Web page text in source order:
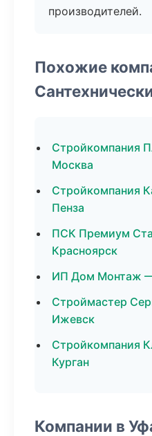
производителей.
Похожие
Стройкомпания
Москва
Стройкомпания
Пенза
ПСК Премиум
Красноярск
ИП Дом Монтаж
Строймастер
Ижевск
Стройкомпания
Курган
Компании в